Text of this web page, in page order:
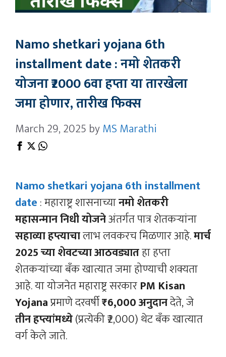
Namo shetkari yojana 6th
installment date : नमो शेतकरी
योजना ₹2000 6वा हप्ता या तारखेला
जमा होणार, तारीख फिक्स
March 29, 2025 byMS Marathi
Namo shetkari yojana 6th installment
date: महाराष्ट्र शासनाच्यानमो शेतकरी
महासन्मान निधी योजनेअंतर्गत पात्र शेतकऱ्यांना
सहाव्या हप्त्याचालाभ लवकरच मिळणार आहे.मार्च
2025 च्या शेवटच्या आठवड्यातहा हप्ता
शेतकऱ्यांच्या बँक खात्यात जमा होण्याची शक्यता
आहे. या योजनेत महाराष्ट्र सरकारPM Kisan
Yojanaप्रमाणे दरवर्षी₹6,000 अनुदानदेते, जे
तीन हप्त्यांमध्ये(प्रत्येकी ₹2,000) थेट बँक खात्यात
वर्ग केले जाते.